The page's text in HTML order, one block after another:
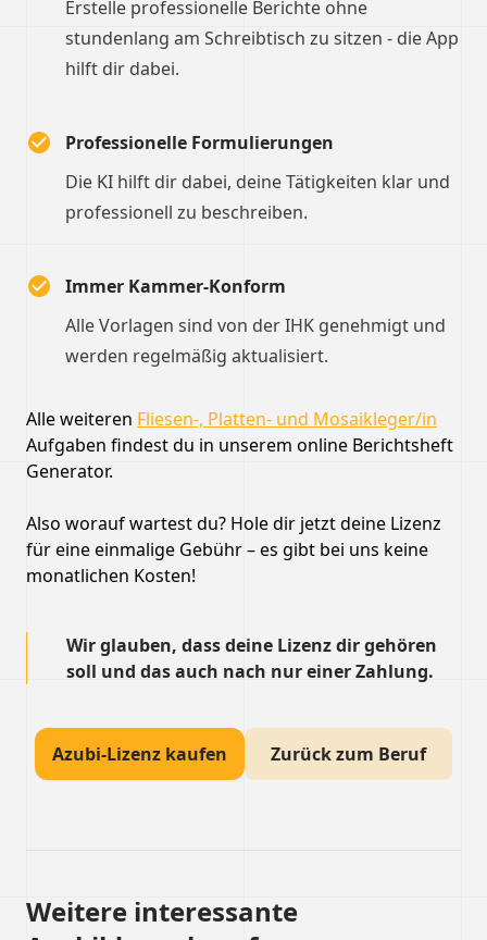
Erstelle professionelle Berichte ohne
stundenlang am Schreibtisch zu sitzen - die App
hilft dir dabei.
Professionelle Formulierungen
Die KI hilft dir dabei, deine Tätigkeiten klar und
professionell zu beschreiben.
Immer Kammer-Konform
Alle Vorlagen sind von der IHK genehmigt und
werden regelmäßig aktualisiert.
Alle weiteren Fliesen-, Platten- und Mosaikleger/in
Aufgaben findest du in unserem online Berichtsheft
Generator.
Also worauf wartest du? Hole dir jetzt deine Lizenz
für eine einmalige Gebühr – es gibt bei uns keine
monatlichen Kosten!
Wir glauben, dass deine Lizenz dir gehören
soll und das auch nach nur einer Zahlung.
Azubi-Lizenz kaufen Zurück zum Beruf
Weitere interessante